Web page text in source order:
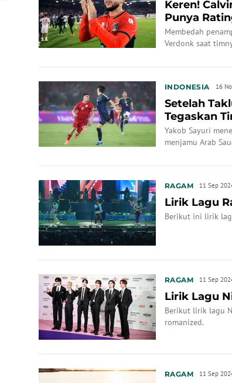
Keren!
Punya
Nijmegen
Membedah
Verdonk saat
INDONESIA 16
Setelah
Tegaskan
Melawan
Yakob Sayuri
menjamu Arab
RAGAM 11 Sep
Lirik Lagu
Berikut ini lirik
RAGAM 11 Sep
Lirik Lagu
Berikut lirik lagu
romanized.
RAGAM 11 Sep